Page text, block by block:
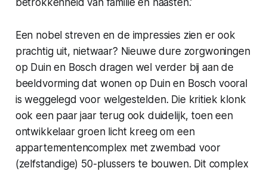
betrokkenheid van familie en naasten.'
Een nobel streven en de impressies zien er ook
prachtig uit, nietwaar? Nieuwe dure zorgwoningen
op Duin en Bosch dragen wel verder bij aan de
beeldvorming dat wonen op Duin en Bosch vooral
is weggelegd voor welgestelden. Die kritiek klonk
ook een paar jaar terug ook duidelijk, toen een
ontwikkelaar groen licht kreeg om een
appartementencomplex met zwembad voor
(zelfstandige) 50-plussers te bouwen. Dit complex